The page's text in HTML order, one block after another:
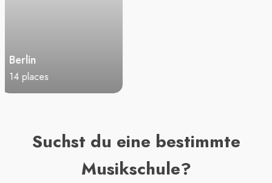
Suchst du eine bestimmte
Musikschule?